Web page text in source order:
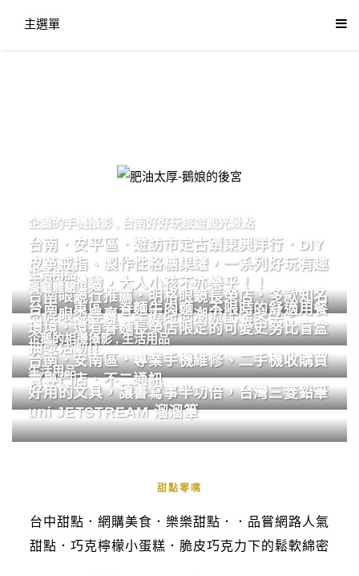
主選單
肥油太厚-鵝娘的後宮
企鵝的手機攝影 台南好好玩旅遊觀光景點
台南．安平區．遊訪市定古蹟東興洋行．DIY
皮革戒指、製作性格糖果罐，一系列好玩有趣
的手作體驗，大人小孩不亦樂乎！！
生活用品
台南眼鏡行推薦．明格眼鏡長榮店．多款知名
品牌眼鏡專賣．掌握時尚潮流配鏡美學。
餐廳體驗
台南．東區．眷麵牛肉麵．不限時的舒適用餐
環境．還有眷麵長榮店限定的可愛史努比盲盒
抽獎活動!!
企鵝的相機攝影,生活用品
台南．安南區．專業手機維修、二手機收購買
賣專門店．不二通訊
生活用品
好用的文具，讓書寫事半功倍，台灣三菱鉛筆
uni JETSTREAM 溜溜筆
甜點零嘴
台中甜點．網購美食．樂樂甜點．．品嘗網路人氣
甜點．巧克檸檬小蛋糕．脆皮巧克力下的鬆軟綿密